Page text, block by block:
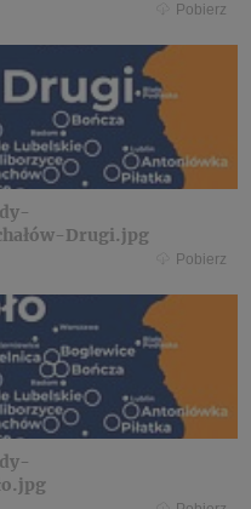
Pobierz
Drugi.jpg
Pobierz